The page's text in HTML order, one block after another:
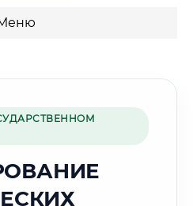
🏰
НОВГОРОД